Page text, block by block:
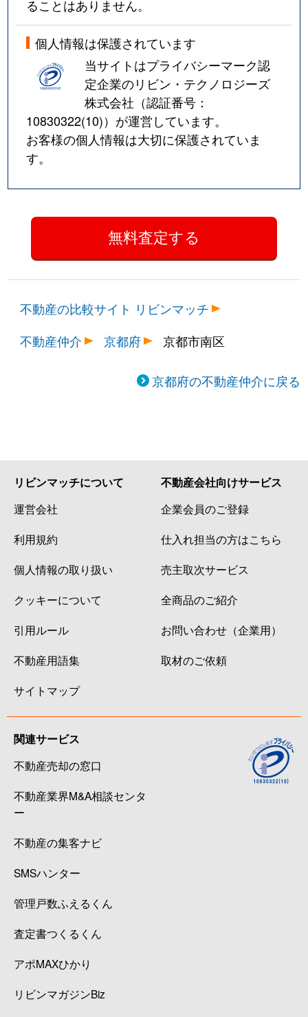
ることはありません。
個人情報は保護されています
当サイトはプライバシーマーク認
定企業のリビン・テクノロジーズ
株式会社（認証番号：
10830322(10)）が運営しています。
お客様の個人情報は大切に保護されていま
す。
不動産の比較サイト リビンマッチ
不動産仲介
京都府 京都市南区
京都府の不動産仲介に戻る
リビンマッチについて
運営会社
利用規約
個人情報の取り扱い
クッキーについて
引用ルール
不動産用語集
サイトマップ
不動産会社向けサービス
企業会員のご登録
仕入れ担当の方はこちら
売主取次サービス
全商品のご紹介
お問い合わせ（企業用）
取材のご依頼
関連サービス
不動産売却の窓口
不動産業界M&A相談センタ
ー
不動産の集客ナビ
SMSハンター
管理戸数ふえるくん
査定書つくるくん
アポMAXひかり
リビンマガジンBiz